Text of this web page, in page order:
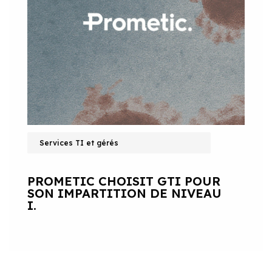
Services TI et gérés
PROMETIC CHOISIT GTI POUR
SON IMPARTITION DE NIVEAU
I.